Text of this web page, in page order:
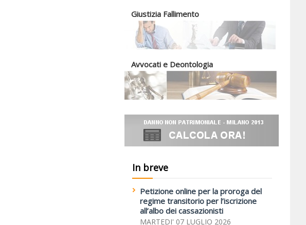
Giustizia Fallimento
Avvocati e Deontologia
In breve
Petizione online per la proroga del
regime transitorio per l’iscrizione
all’albo dei cassazionisti
MARTEDI' 07 LUGLIO 2026